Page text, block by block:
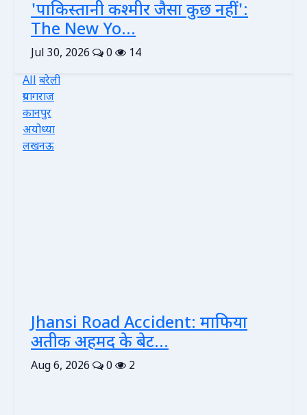
'पाकिस्तानी कश्मीर जैसा कुछ नहीं':
The New Yo...
Jul 30, 2026 0
14
Allबरेली
प्रयागराज
कानपुर
अयोध्या
लखनऊ
Jhansi Road Accident: माफिया
अतीक अहमद के बेट...
Aug 6, 2026 0 2